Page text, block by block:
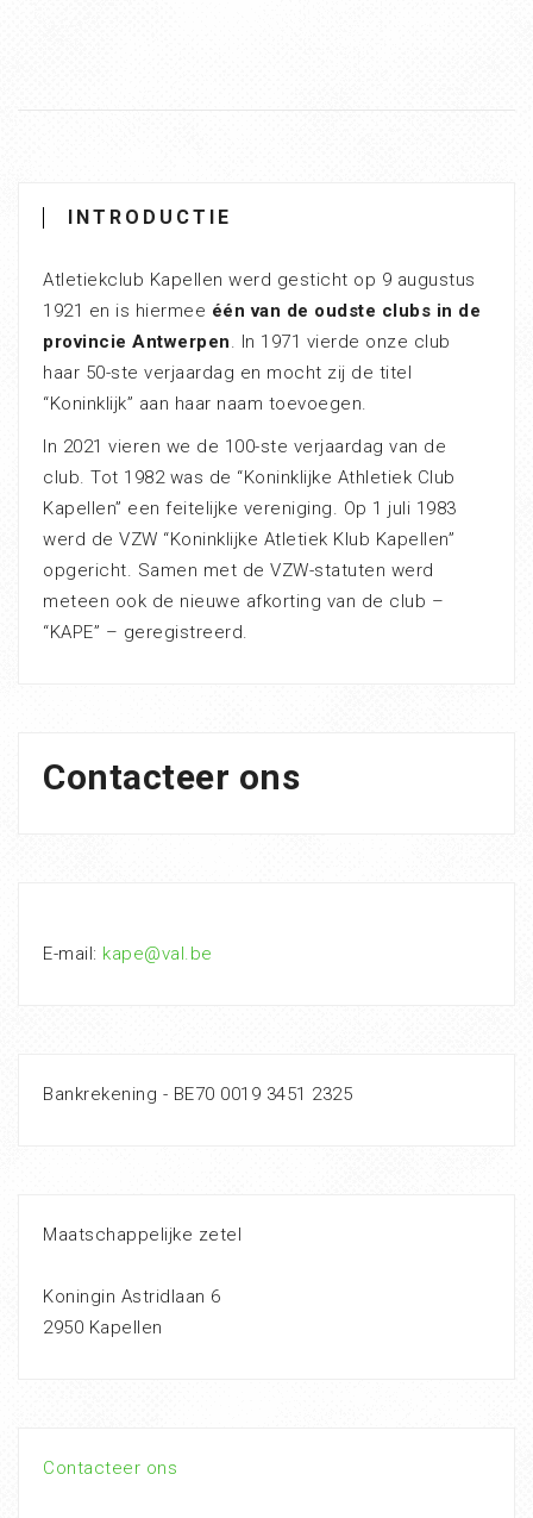
INTRODUCTIE
Atletiekclub Kapellen werd gesticht op 9 augustus
1921 en is hiermee één van de oudste clubs in de
provincie Antwerpen. In 1971 vierde onze club
haar 50-ste verjaardag en mocht zij de titel
“Koninklijk” aan haar naam toevoegen.
In 2021 vieren we de 100-ste verjaardag van de
club. Tot 1982 was de “Koninklijke Athletiek Club
Kapellen” een feitelijke vereniging. Op 1 juli 1983
werd de VZW “Koninklijke Atletiek Klub Kapellen”
opgericht. Samen met de VZW-statuten werd
meteen ook de nieuwe afkorting van de club –
“KAPE” – geregistreerd.
Contacteer ons
E-mail: kape@val.be
Bankrekening - BE70 0019 3451 2325
Maatschappelijke zetel
Koningin Astridlaan 6
2950 Kapellen
Contacteer ons